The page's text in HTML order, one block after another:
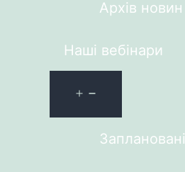
Архів новин
Наші вебінари
Заплановані